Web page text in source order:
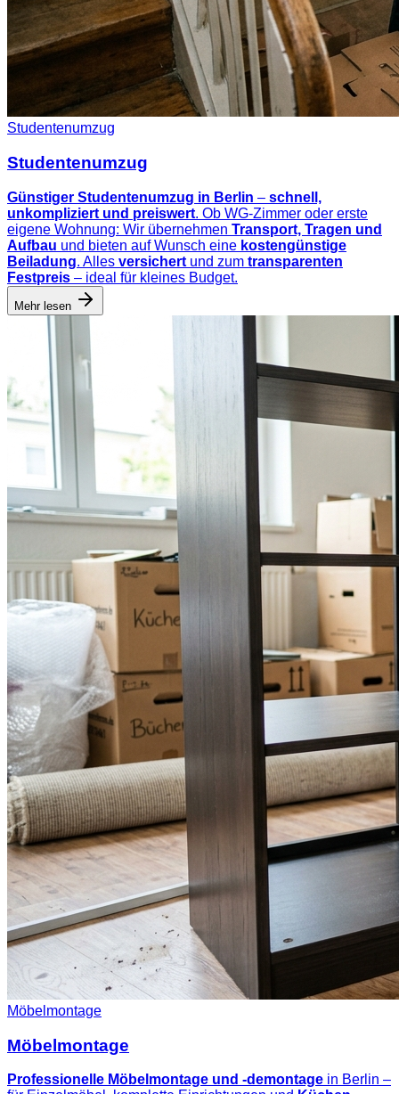
Studentenumzug
Studentenumzug
Günstiger Studentenumzug in Berlin – schnell,
unkompliziert und preiswert. Ob WG-Zimmer oder erste
eigene Wohnung: Wir übernehmen Transport, Tragen und
Aufbau und bieten auf Wunsch eine kostengünstige
Beiladung. Alles versichert und zum transparenten
Festpreis – ideal für kleines Budget.
Mehr lesen
Möbelmontage
Möbelmontage
Professionelle Möbelmontage und -demontage in Berlin –